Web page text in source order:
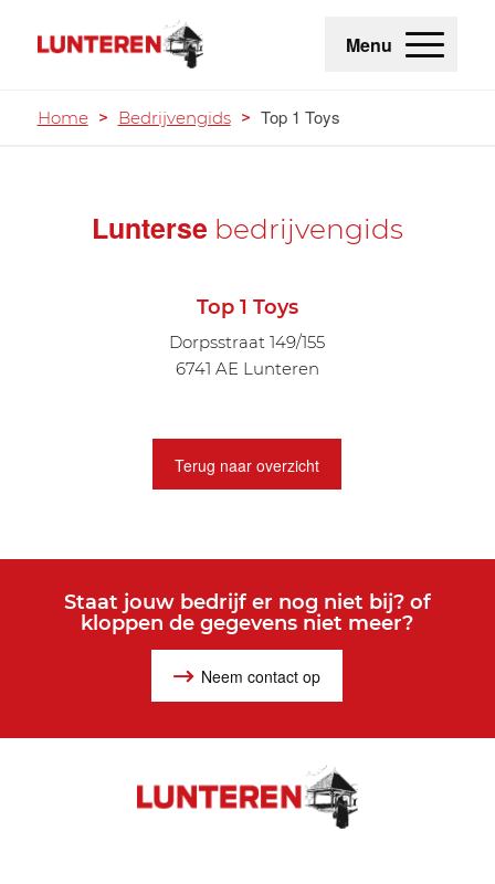
Menu
Home > Bedrijvengids > Top 1 Toys
Lunterse bedrijvengids
Top 1 Toys
Dorpsstraat 149/155
6741 AE Lunteren
Terug naar overzicht
Staat jouw bedrijf er nog niet bij? of
kloppen de gegevens niet meer?
Neem contact op